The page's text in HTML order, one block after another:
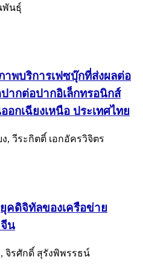
พันธุ์
พบริการเฟซบุ๊กที่ส่งผลต่อ
ากต่อปากอิเล็กทรอนิกส์
กเฉียงเหนือ ประเทศไทย
, วีระกิตติ์ เอกอัครวิจิตร
คดิจิทัลของเครือข่าย
น
รศักดิ์ สุรังพิพรรธน์